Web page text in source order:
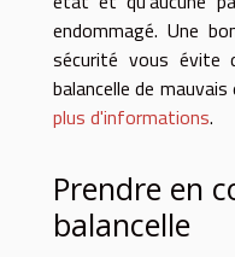
endommagé. Une
sécurité vous évite
balancelle de
plus d'informations.
Prendre en
balancelle